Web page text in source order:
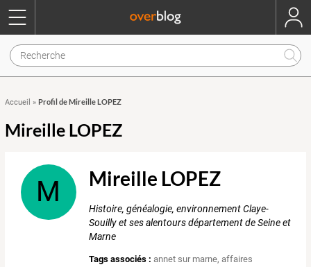
Accueil » Profil de Mireille LOPEZ
Mireille LOPEZ
M Mireille LOPEZ
Histoire, généalogie, environnement Claye-
Souilly et ses alentours département de Seine et
Marne
Tags associés : annet sur marne,affaires